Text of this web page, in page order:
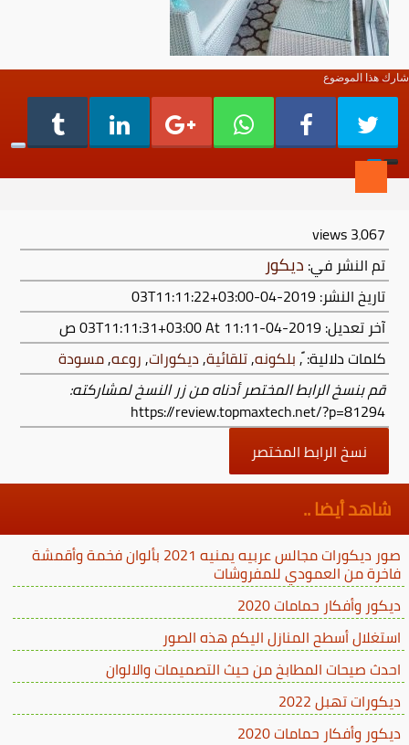
شارك هذا الموضوع
3٬067views
تم النشر في: ديكور
تاريخ النشر: 2019-04-03T11:11:22+03:00
آخر تعديل:2019-04-03T11:11:31+03:00
At 11:11 ص
كلمات دلالية:,بلكونه,تلقائية,ديكورات,روعه,مسودة
قم بنسخ الرابط المختصر أدناه من زر النسخ لمشاركته:
https://review.topmaxtech.net/?p=81294
نسخ الرابط المختصر
شاهد أيضا ..
صور ديكورات مجالس عربيه يمنيه 2021 بألوان فخمة وأقمشة
فاخرة من العمودي للمفروشات
ديكور وأفكار حمامات 2020
استغلال أسطح المنازل اليكم هذه الصور
احدث صيحات المطابخ من حيث التصميمات والالوان
ديكورات تهبل 2022
ديكور وأفكار حمامات 2020